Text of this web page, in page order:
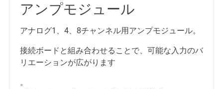
アンプモジュール
アナログ1、4、8チャンネル用アンプモジュール。
接続ボードと組み合わせることで、可能な入力のバ
リエーションが広がります
。